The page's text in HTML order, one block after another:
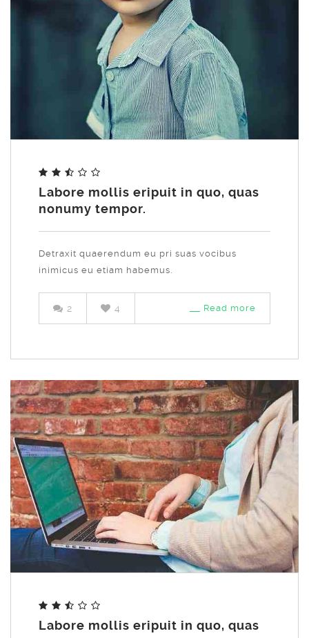
Share
Labore mollis eripuit in quo, quas
nonumy tempor.
Detraxit quaerendum eu pri suas vocibus
inimicus eu etiam habemus.
2 4 Read more
Share
Labore mollis eripuit in quo, quas